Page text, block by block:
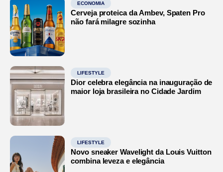
ECONOMIA
Cerveja proteica da Ambev, Spaten Pro
não fará milagre sozinha
LIFESTYLE
Dior celebra elegância na inauguração de
maior loja brasileira no Cidade Jardim
LIFESTYLE
Novo sneaker Wavelight da Louis Vuitton
combina leveza e elegância